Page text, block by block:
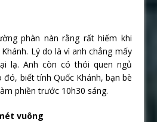
phàn nàn rằng rất hiếm khi
Lý do là vì anh chẳng mấy
lạ. Anh còn có thói quen ngủ
biết tính Quốc Khánh, bạn bè
phiền trước 10h30 sáng.
vuông